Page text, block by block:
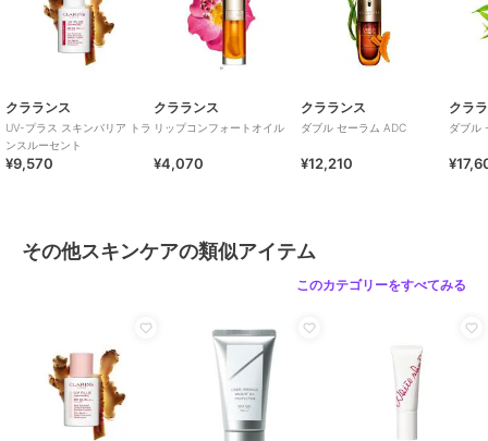
クラランス
UV-プラス スキンバリア トラ
ンスルーセント
¥9,570
クラランス
リップコンフォートオイル
¥4,070
クラランス
ダブル セーラム ADC
¥12,210
クラ
ダブル
その他スキンケアの類似アイテム
このカテゴリーをすべてみる